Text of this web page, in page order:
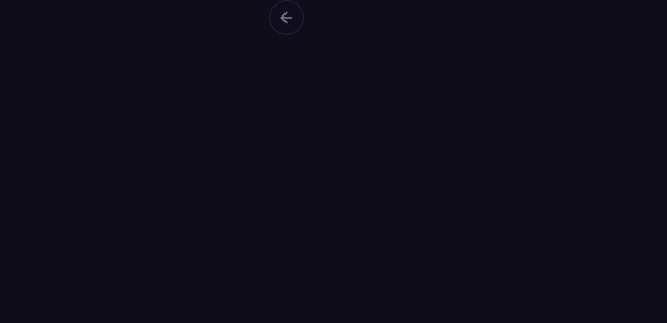
Previous slide